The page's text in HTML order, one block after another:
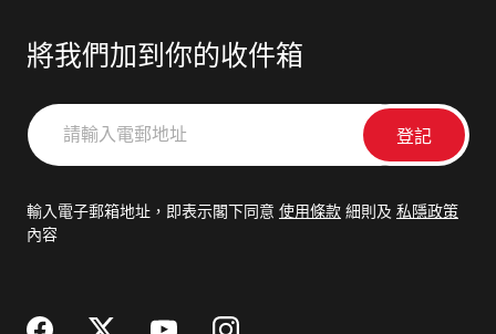
將我們加到你的收件箱
請
輸
郵
輸入電子郵箱地址，即表示閣下同意 使用條款 細則及 私隱政策
內容